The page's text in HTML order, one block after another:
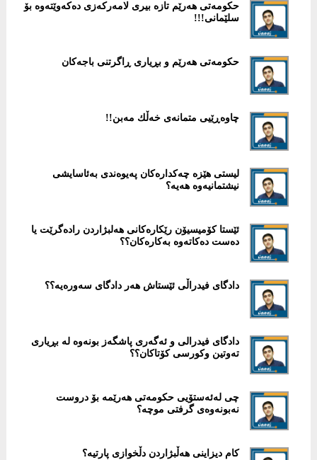
حكومەتی هەرێم تازە بیری لامەركەزی دەكەوێتەوە بۆ
سلێمانی!!!
حكومەتی هەرێم و بڕیاری ڕاگرتنی باجەکان
چاوەڕێیی متمانەی خەڵك مەبن!!
لیستی هێزە چەكدارەكان پەیوەندی بەئاسایشی
نیشتمانیەوە هەیە؟
ئێستا كۆمیسیۆن رێكارەكانی هەلبژاردن رادەگرێت یا
دەست دەكاتەوە بەكارەكان؟؟
دادگای فیدراڵی ئێستاش هەر دادگای سەورەیە؟؟
دادگای فیدرالی و ئەگەری پاشگەز بونەوە لە بڕیاری
تەوتین وكورسی کۆتاكان؟؟
چی لەئەستۆیی حكومەتی هەرێمە بۆ دروست
نەبونەوەی گرفتی موچە؟
کام دیزاینی هەڵبژاردن دڵخوازی پارتیە؟